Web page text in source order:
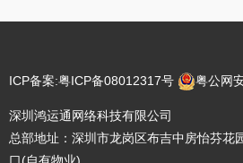
ICP备案:粤ICP备08012317号 粤公网
深圳鸿运通网络科技有限公司
总部地址：深圳市龙岗区布吉中房怡芬花